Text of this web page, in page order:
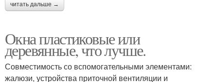
читать дальше →
Окна пластиковые или
деревянные, что лучше.
Совместимость со вспомогательными элементами:
жалюзи, устройства приточной вентиляции и